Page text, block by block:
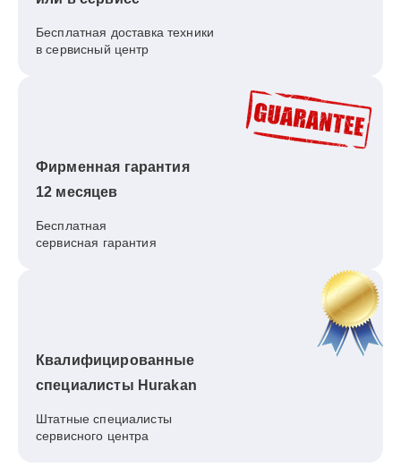
Бесплатная доставка техники
в сервисный центр
Фирменная гарантия
12 месяцев
Бесплатная
сервисная гарантия
Квалифицированные
специалисты Hurakan
Штатные специалисты
сервисного центра